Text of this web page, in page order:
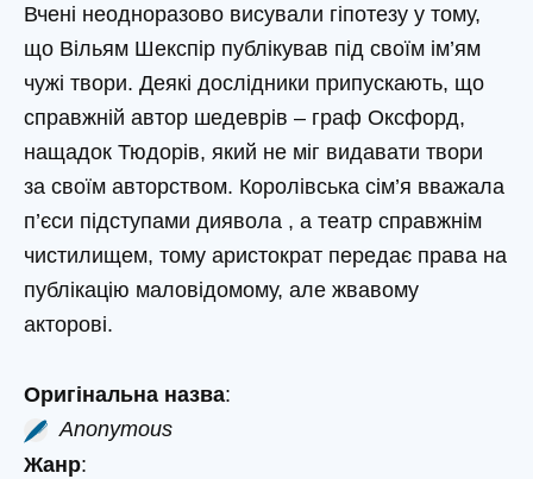
Вчені неодноразово висували гіпотезу у тому,
що Вільям Шекспір ​​публікував під своїм ім’ям
чужі твори. Деякі дослідники припускають, що
справжній автор шедеврів – граф Оксфорд,
нащадок Тюдорів, який не міг видавати твори
за своїм авторством. Королівська сім’я вважала
п’єси підступами диявола , а театр справжнім
чистилищем, тому аристократ передає права на
публікацію маловідомому, але жвавому
акторові.
Оригінальна назва:
Anonymous
Жанр: